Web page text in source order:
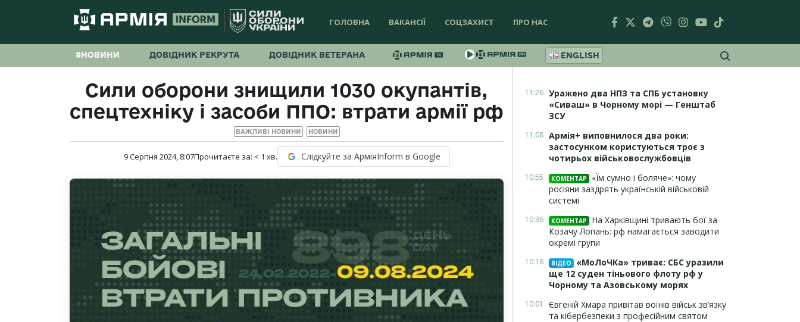
ГОЛОВНА ВАКАНСІЇ СОЦЗАХИСТ ПРО НАС
#НОВИНИ ДОВІДНИК РЕКРУТА ДОВІДНИК ВЕТЕРАНА ENGLISH
Сили оборони знищили 1030 окупантів,
спецтехніку і засоби ППО: втрати армії рф
ВАЖЛИВІ НОВИНИ НОВИНИ
9 Серпня 2024, 8:07Прочитаєте за: < 1 хв. Слідкуйте за АрміяInform в Google
11:26 Уражено два НПЗ та СПБ установку
«Сиваш» в Чорному морі — Генштаб
ЗСУ
11:08 Армія+ виповнилося два роки:
застосунком користуються троє з
чотирьох військовослужбовців
10:55 КОМЕНТАР
«Їм сумно і боляче»: чому
росіяни заздрять українській військовій
системі
10:36 КОМЕНТАР
На Харківщині тривають бої за
Козачу Лопань: рф намагається заводити
окремі групи
10:18 ВІДЕО
«МоЛоЧКа» триває: СБС уразили
ще 12 суден тіньового флоту рф у
Чорному та Азовському морях
10:01
Євгеній Хмара привітав воїнів військ зв’язку
та кібербезпеки з професійним святом